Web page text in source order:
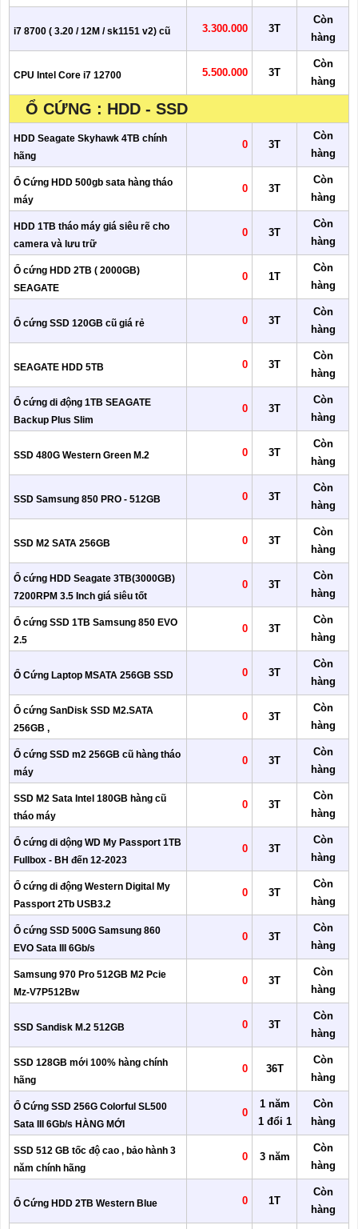
i7 8700 ( 3.20 / 12M / sk1151 v2) cũ 3.300.000 3T
Còn
hàng
CPU Intel Core i7 12700 5.500.000 3T
Còn
hàng
Ổ CỨNG : HDD - SSD
HDD Seagate Skyhawk 4TB chính
hãng
0 3T
Còn
hàng
Ổ Cứng HDD 500gb sata hàng tháo
máy
0 3T
Còn
hàng
HDD 1TB tháo máy giá siêu rẽ cho
camera và lưu trữ
0 3T
Còn
hàng
Ổ cứng HDD 2TB ( 2000GB)
SEAGATE
0 1T
Còn
hàng
Ổ cứng SSD 120GB cũ giá rẻ 0 3T
Còn
hàng
SEAGATE HDD 5TB 0 3T
Còn
hàng
Ổ cứng di động 1TB SEAGATE
Backup Plus Slim
0 3T
Còn
hàng
SSD 480G Western Green M.2 0 3T
Còn
hàng
SSD Samsung 850 PRO - 512GB 0 3T
Còn
hàng
SSD M2 SATA 256GB 0 3T
Còn
hàng
Ổ cứng HDD Seagate 3TB(3000GB)
7200RPM 3.5 Inch giá siêu tốt
0 3T
Còn
hàng
Ổ cứng SSD 1TB Samsung 850 EVO
2.5
0 3T
Còn
hàng
Ổ Cứng Laptop MSATA 256GB SSD 0 3T
Còn
hàng
Ổ cứng SanDisk SSD M2.SATA
256GB ,
0 3T
Còn
hàng
Ổ cứng SSD m2 256GB cũ hàng tháo
máy
0 3T
Còn
hàng
SSD M2 Sata Intel 180GB hàng cũ
tháo máy
0 3T
Còn
hàng
Ổ cứng di dộng WD My Passport 1TB
Fullbox - BH đến 12-2023
0 3T
Còn
hàng
Ổ cứng di động Western Digital My
Passport 2Tb USB3.2
0 3T
Còn
hàng
Ổ cứng SSD 500G Samsung 860
EVO Sata III 6Gb/s
0 3T
Còn
hàng
Samsung 970 Pro 512GB M2 Pcie
Mz-V7P512Bw
0 3T
Còn
hàng
SSD Sandisk M.2 512GB 0 3T
Còn
hàng
SSD 128GB mới 100% hàng chính
hãng
0 36T
Còn
hàng
Ổ Cứng SSD 256G Colorful SL500
Sata III 6Gb/s HÀNG MỚI
0
1 năm
1 đổi 1
Còn
hàng
SSD 512 GB tốc độ cao , bảo hành 3
năm chính hãng
0 3 năm
Còn
hàng
Ổ Cứng HDD 2TB Western Blue 0 1T
Còn
hàng